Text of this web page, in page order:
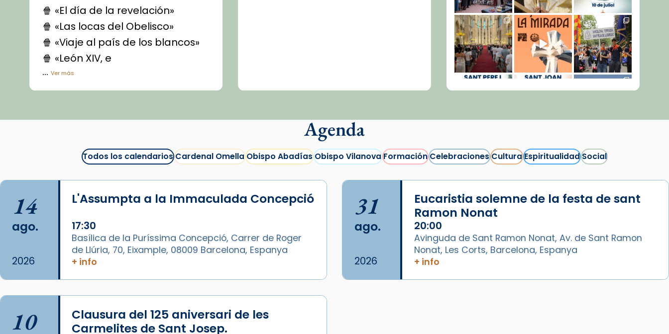
🍿 «El día de la revelación»
🍿 «Las locas del Obelisco»
🍿 «Viaje al país de los blancos»
🍿 «León XIV, e
...Ver más
Vídeo
La Carmina va patir depressió.
arribar el seu testimoni al papa
Recupera l'entrevista
compVatican Newstican News 👇
www.vaticannews.va/es/iglesia/news/2026-
07/carmina-historia-depresion-
View on Facebook Share
Cargar más...
Agenda
Todos los calendariosCardenal OmellaObispo AbadíasObispo VilanovaFormaciónCelebracionesCulturaEspiritualidadSocial
14
ago.
2026
L'Assumpta a la Immaculada Concepció
17:30
Basílica de la Puríssima Concepció, Carrer de Roger
de Llúria, 70, Eixample, 08009 Barcelona, Espanya
+ info
31
ago.
2026
Eucaristia solemne de la festa de sant
Ramon Nonat
20:00
Avinguda de Sant Ramon Nonat, Av. de Sant Ramon
Nonat, Les Corts, Barcelona, Espanya
+ info
10
Clausura del 125 aniversari de les
Carmelites de Sant Josep.